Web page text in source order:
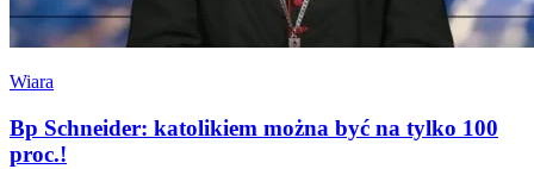
Wiara
Bp Schneider: katolikiem można być na tylko 100
proc.!